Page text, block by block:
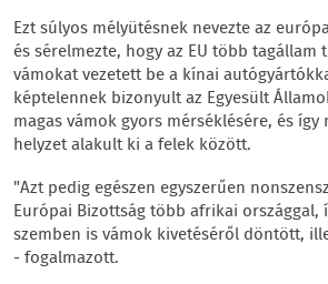
Ezt súlyos mélyütésnek nevezte az
és sérelmezte, hogy az EU több tagállam
vámokat vezetett be a kínai
képtelennek bizonyult az Egyesült
magas vámok gyors mérséklésére, és így
helyzet alakult ki a felek között.
"Azt pedig egészen egyszerűen
Európai Bizottság több afrikai országgal,
szemben is vámok kivetéséről döntött,
- fogalmazott.